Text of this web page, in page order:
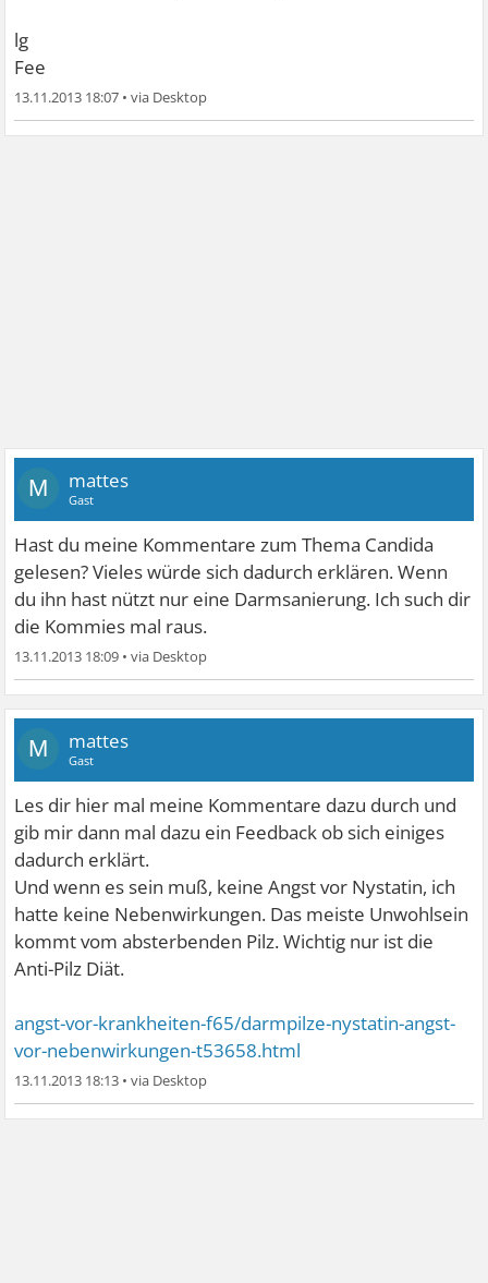
lg
Fee
13.11.2013 18:07 •
M mattes
Gast
Hast du meine Kommentare zum Thema Candida
gelesen? Vieles würde sich dadurch erklären. Wenn
du ihn hast nützt nur eine Darmsanierung. Ich such dir
die Kommies mal raus.
13.11.2013 18:09 •
M mattes
Gast
Les dir hier mal meine Kommentare dazu durch und
gib mir dann mal dazu ein Feedback ob sich einiges
dadurch erklärt.
Und wenn es sein muß, keine Angst vor Nystatin, ich
hatte keine Nebenwirkungen. Das meiste Unwohlsein
kommt vom absterbenden Pilz. Wichtig nur ist die
Anti-Pilz Diät.
angst-vor-krankheiten-f65/darmpilze-nystatin-angst-
vor-nebenwirkungen-t53658.html
13.11.2013 18:13 •